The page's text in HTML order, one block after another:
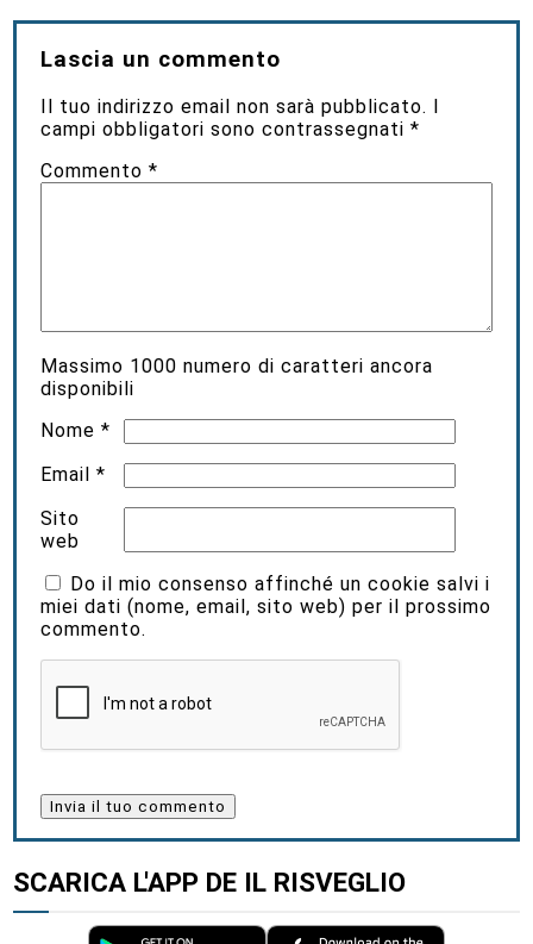
Lascia un commento
Il tuo indirizzo email non sarà pubblicato. I
campi obbligatori sono contrassegnati*
Commento*
Massimo 1000 numero di caratteri ancora
disponibili
Nome*
Email*
Sito
web
Do il mio consenso affinché un cookie salvi i
miei dati (nome, email, sito web) per il prossimo
commento.
SCARICA L'APP DE IL RISVEGLIO